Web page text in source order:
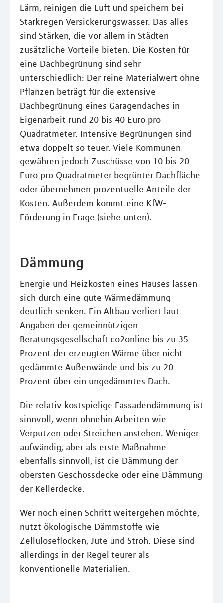
Lärm, reinigen die Luft und speichern bei
Starkregen Versickerungswasser. Das alles
sind Stärken, die vor allem in Städten
zusätzliche Vorteile bieten. Die Kosten für
eine Dachbegrünung sind sehr
unterschiedlich: Der reine Materialwert ohne
Pflanzen beträgt für die extensive
Dachbegrünung eines Garagendaches in
Eigenarbeit rund 20 bis 40 Euro pro
Quadratmeter. Intensive Begrünungen sind
etwa doppelt so teuer. Viele Kommunen
gewähren jedoch Zuschüsse von 10 bis 20
Euro pro Quadratmeter begrünter Dachfläche
oder übernehmen prozentuelle Anteile der
Kosten. Außerdem kommt eine KfW-
Förderung in Frage (siehe unten).
Dämmung
Energie und Heizkosten eines Hauses lassen
sich durch eine gute Wärmedämmung
deutlich senken. Ein Altbau verliert laut
Angaben der gemeinnützigen
Beratungsgesellschaft co2online bis zu 35
Prozent der erzeugten Wärme über nicht
gedämmte Außenwände und bis zu 20
Prozent über ein ungedämmtes Dach.
Die relativ kostspielige Fassadendämmung ist
sinnvoll, wenn ohnehin Arbeiten wie
Verputzen oder Streichen anstehen. Weniger
aufwändig, aber als erste Maßnahme
ebenfalls sinnvoll, ist die Dämmung der
obersten Geschossdecke oder eine Dämmung
der Kellerdecke.
Wer noch einen Schritt weitergehen möchte,
nutzt ökologische Dämmstoffe wie
Zelluloseflocken, Jute und Stroh. Diese sind
allerdings in der Regel teurer als
konventionelle Materialien.